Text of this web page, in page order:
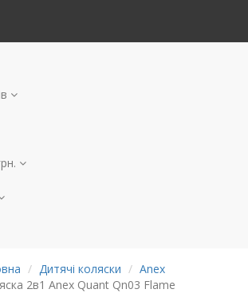
Дитячі коляски
Anex
2в1 Anex Quant Qn03 Flame